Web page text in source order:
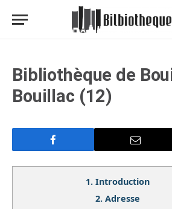
Bibliothèque de
Bouillac (12)
1. Introduction
2. Adresse